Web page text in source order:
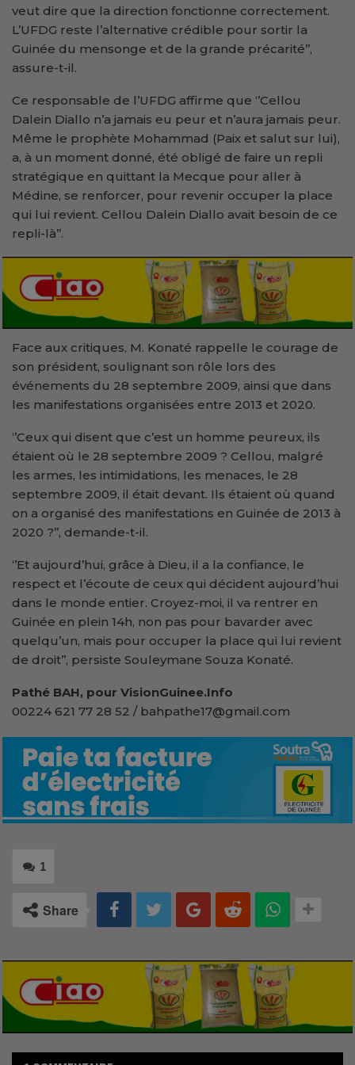
veut dire que la direction fonctionne correctement.
L’UFDG reste l’alternative crédible pour sortir la
Guinée du mensonge et de la grande précarité’’,
assure-t-il.
Ce responsable de l’UFDG affirme que ‘’Cellou
Dalein Diallo n’a jamais eu peur et n’aura jamais peur.
Même le prophète Mohammad (Paix et salut sur lui),
a, à un moment donné, été obligé de faire un repli
stratégique en quittant la Mecque pour aller à
Médine, se renforcer, pour revenir occuper la place
qui lui revient. Cellou Dalein Diallo avait besoin de ce
repli-là’’.
Face aux critiques, M. Konaté rappelle le courage de
son président, soulignant son rôle lors des
événements du 28 septembre 2009, ainsi que dans
les manifestations organisées entre 2013 et 2020.
‘’Ceux qui disent que c’est un homme peureux, ils
étaient où le 28 septembre 2009 ? Cellou, malgré
les armes, les intimidations, les menaces, le 28
septembre 2009, il était devant. Ils étaient où quand
on a organisé des manifestations en Guinée de 2013 à
2020 ?’’, demande-t-il.
‘’Et aujourd’hui, grâce à Dieu, il a la confiance, le
respect et l’écoute de ceux qui décident aujourd’hui
dans le monde entier. Croyez-moi, il va rentrer en
Guinée en plein 14h, non pas pour bavarder avec
quelqu’un, mais pour occuper la place qui lui revient
de droit’’, persiste Souleymane Souza Konaté.
Pathé BAH, pour VisionGuinee.Info
00224 621 77 28 52 / bahpathe17@gmail.com
1
Share